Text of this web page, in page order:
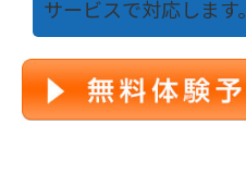
サービスで対応します。